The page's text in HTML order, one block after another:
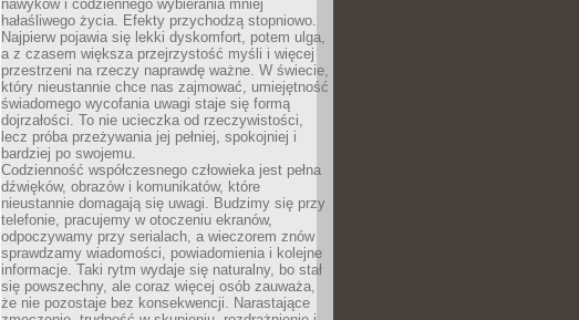
nawyków i codziennego wybierania mniej
hałaśliwego życia. Efekty przychodzą stopniowo.
Najpierw pojawia się lekki dyskomfort, potem ulga,
a z czasem większa przejrzystość myśli i więcej
przestrzeni na rzeczy naprawdę ważne. W świecie,
który nieustannie chce nas zajmować, umiejętność
świadomego wycofania uwagi staje się formą
dojrzałości. To nie ucieczka od rzeczywistości,
lecz próba przeżywania jej pełniej, spokojniej i
bardziej po swojemu.
Codzienność współczesnego człowieka jest pełna
dźwięków, obrazów i komunikatów, które
nieustannie domagają się uwagi. Budzimy się przy
telefonie, pracujemy w otoczeniu ekranów,
odpoczywamy przy serialach, a wieczorem znów
sprawdzamy wiadomości, powiadomienia i kolejne
informacje. Taki rytm wydaje się naturalny, bo stał
się powszechny, ale coraz więcej osób zauważa,
że nie pozostaje bez konsekwencji. Narastające